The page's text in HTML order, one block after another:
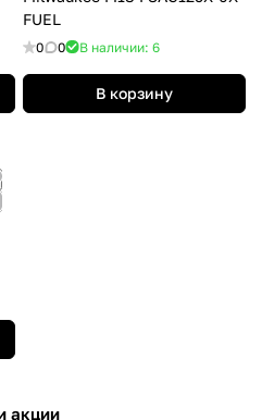
FUEL
0 0 В наличии: 6
В корзину
акции